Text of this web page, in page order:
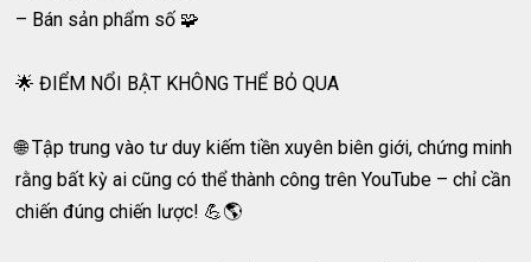
– Bán sản phẩm số 🧩
🌟 ĐIỂM NỔI BẬT KHÔNG THỂ BỎ QUA
🌐 Tập trung vào tư duy kiếm tiền xuyên biên giới, chứng minh
rằng bất kỳ ai cũng có thể thành công trên YouTube – chỉ cần
chiến đúng chiến lược! 💪🌎